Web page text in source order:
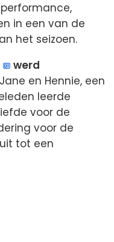
in een van de
het seizoen.
werd
en Hennie, een
leerde
voor de
voor de
tot een